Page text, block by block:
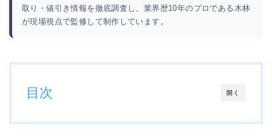
取り・値引き情報を徹底調査し、業界歴10年のプロである木林
が現場視点で監修して制作しています。
開く
目次